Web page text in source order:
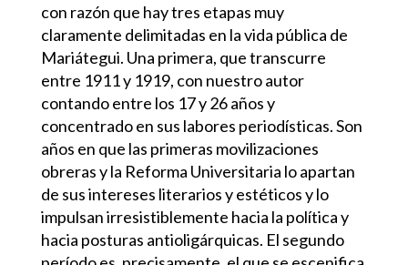
con razón que hay tres etapas muy
claramente delimitadas en la vida pública de
Mariátegui. Una primera, que transcurre
entre 1911 y 1919, con nuestro autor
contando entre los 17 y 26 años y
concentrado en sus labores periodísticas. Son
años en que las primeras movilizaciones
obreras y la Reforma Universitaria lo apartan
de sus intereses literarios y estéticos y lo
impulsan irresistiblemente hacia la política y
hacia posturas antioligárquicas. El segundo